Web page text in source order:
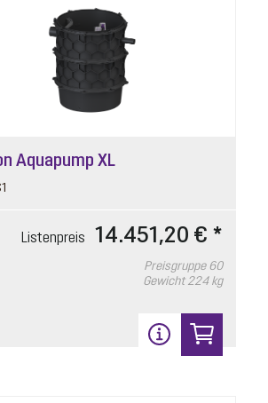
Aquapump XL
Listenpreis 14.451,20 € *
Preisgruppe 60
Gewicht 224 kg